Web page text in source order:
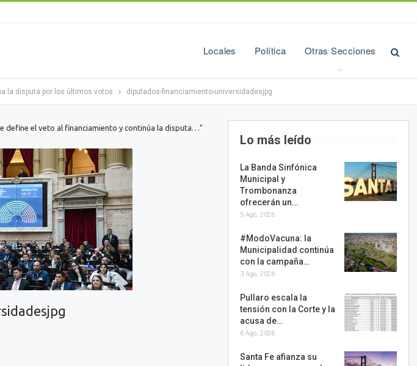
Locales Política Otras Secciones
la disputa por los últimos votos diputados-financiamiento-universidadesjpg
define el veto al financiamiento y continúa la disputa…"
Lo más leído
La Banda Sinfónica
Municipal y
Trombonanza
ofrecerán un…
5 Ago, 2026
#ModoVacuna: la
Municipalidad continúa
con la campaña…
3 Ago, 2026
Pullaro escala la
tensión con la Corte y la
acusa de…
6 Ago, 2026
Santa Fe afianza su